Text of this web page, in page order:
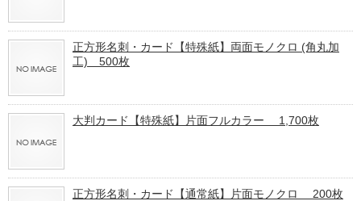
正方形名刺・カード【特殊紙】両面モノクロ (角丸加
工) 500枚
大判カード【特殊紙】片面フルカラー 1,700枚
正方形名刺・カード【通常紙】片面モノクロ 200枚